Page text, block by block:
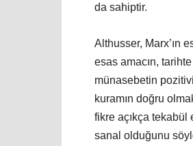
da sahiptir.
Althusser, Marx’ın
esas amacın,
münasebetin
kuramın doğru
fikre açıkça tekabül
sanal olduğunu